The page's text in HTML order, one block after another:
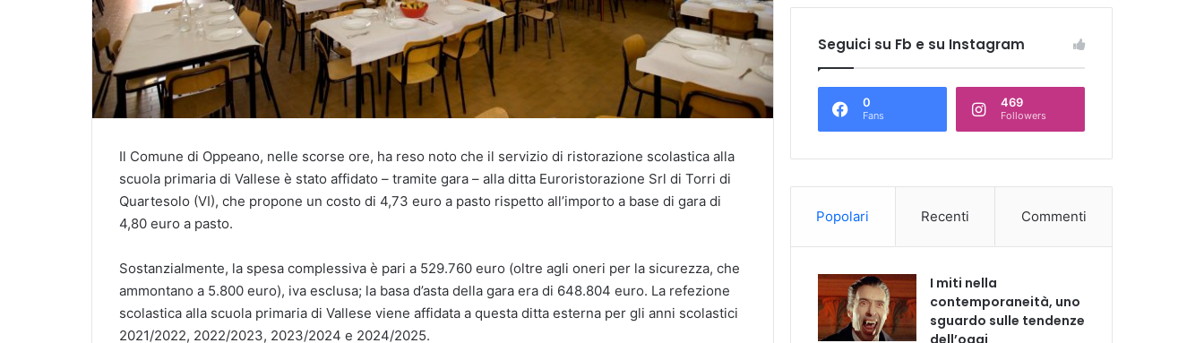
Il Comune di Oppeano, nelle scorse ore, ha reso noto che il servizio di ristorazione scolastica alla
scuola primaria di Vallese è stato affidato – tramite gara – alla ditta Euroristorazione Srl di Torri di
Quartesolo (VI), che propone un costo di 4,73 euro a pasto rispetto all’importo a base di gara di
4,80 euro a pasto.
Sostanzialmente, la spesa complessiva è pari a 529.760 euro (oltre agli oneri per la sicurezza, che
ammontano a 5.800 euro), iva esclusa; la basa d’asta della gara era di 648.804 euro. La refezione
scolastica alla scuola primaria di Vallese viene affidata a questa ditta esterna per gli anni scolastici
2021/2022, 2022/2023, 2023/2024 e 2024/2025.
Seguici su Fb e su Instagram
0
Fans
469
Followers
Popolari Recenti Commenti
I miti nella
contemporaneità, uno
sguardo sulle tendenze
dell’oggi